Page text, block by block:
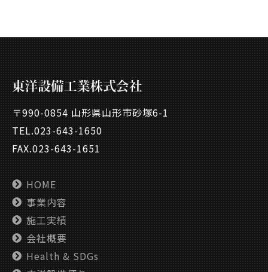
〒990-0854 山形県山形市砂塚6-1
TEL.023-643-1650
FAX.023-643-1651
HOME
事業内容
施工実績
会社概要
Health & SDGs